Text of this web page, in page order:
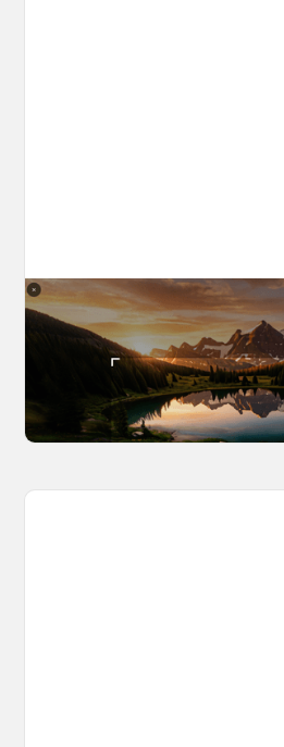
The World Builder's
Build a world once, shoot
complete guide to creating,
capturing inside OpenArt
March 25, 2026